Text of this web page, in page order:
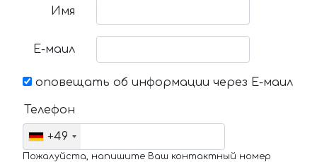
Имя
Е-маил
оповещать об информации через Е-маил
Телефон
+49
Пожалуйста, напишите Ваш контактный номер